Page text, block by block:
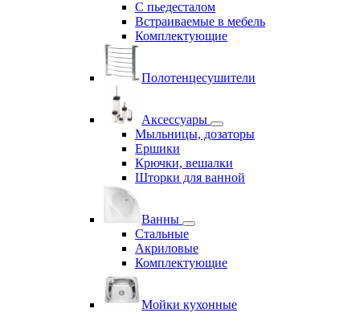
С пьедесталом
Встраиваемые в мебель
Комплектующие
Полотенцесушители
Аксессуары
Мыльницы, дозаторы
Ершики
Крючки, вешалки
Шторки для ванной
Ванны
Стальные
Акриловые
Комплектующие
Мойки кухонные